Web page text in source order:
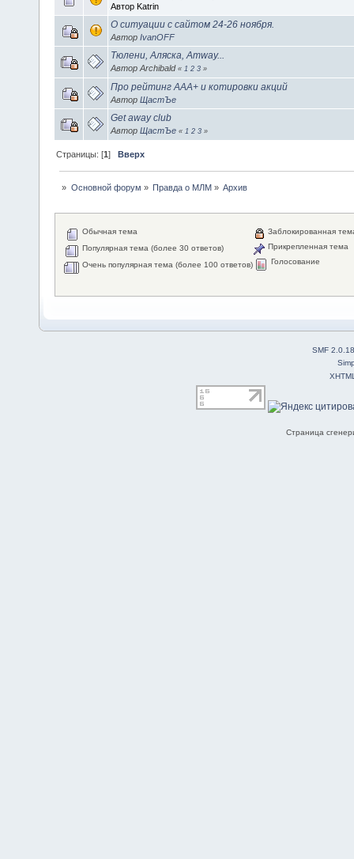
Автор Katrin
О ситуации с сайтом 24-26 ноября.
Автор IvanOFF
Тюлени, Аляска, Amway...
Автор Archibald « 1 2 3 »
Про рейтинг ААА+ и котировки акций
Автор ЩастЪе
Get away club
Автор ЩастЪе « 1 2 3 »
Страницы: [1]Вверх
» Основной форум » Правда о МЛМ» Архив
Обычная тема
Популярная тема (более 30 ответов)
Очень популярная тема (более 100 ответов)
Заблокированная
Прикрепленная тема
Голосование
SMF 2.0.18
Страница